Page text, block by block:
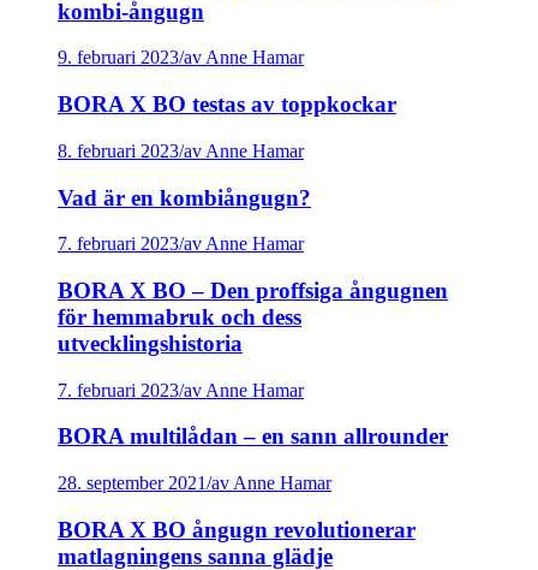
kombi-ångugn
9. februari 2023/av Anne Hamar
BORA X BO testas av toppkockar
8. februari 2023/av Anne Hamar
Vad är en kombiångugn?
7. februari 2023/av Anne Hamar
BORA X BO – Den proffsiga ångugnen
för hemmabruk och dess
utvecklingshistoria
7. februari 2023/av Anne Hamar
BORA multilådan – en sann allrounder
28. september 2021/av Anne Hamar
BORA X BO ångugn revolutionerar
matlagningens sanna glädje